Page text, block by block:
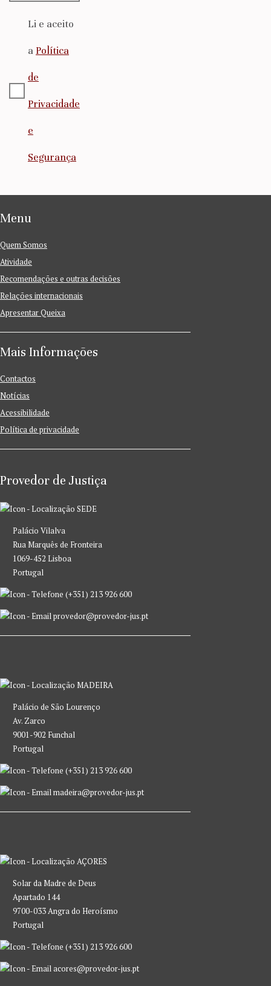
Li e aceito
a Política
de
Privacidade
e
Segurança
Menu
Quem Somos
Atividade
Recomendações e outras decisões
Relações internacionais
Apresentar Queixa
Mais Informações
Contactos
Notícias
Acessibilidade
Política de privacidade
Provedor de Justiça
SEDE
Palácio Vilalva
Rua Marquês de Fronteira
1069-452 Lisboa
Portugal
(+351) 213 926 600
provedor@provedor-jus.pt
MADEIRA
Palácio de São Lourenço
Av. Zarco
9001-902 Funchal
Portugal
(+351) 213 926 600
madeira@provedor-jus.pt
AÇORES
Solar da Madre de Deus
Apartado 144
9700-033 Angra do Heroísmo
Portugal
(+351) 213 926 600
acores@provedor-jus.pt